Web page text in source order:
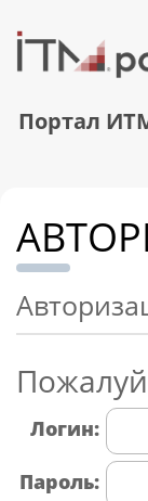
Портал
Логин:
Пароль: